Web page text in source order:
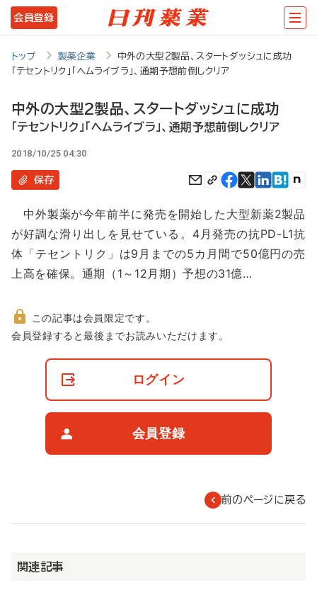
メ
イ
ツ
に
動
会員登録
トップ 製薬企業
中外の大型2製品、スタートダッシュに成功
「テセントリク」「ヘムライブラ」、通期予想前倒しクリア
中外の大型2製品、スタートダッシュに成功
「テセントリク」「ヘムライブラ」、通期予想前倒しクリア
2018/10/25 04:30
保存
中外製薬が今年前半に発売を開始した大型新薬2製品
が好調な滑り出しを見せている。4月発売の抗PD-L1抗
体「テセントリク」は9月までの5カ月間で50億円の売
上高を確保。通期（1～12月期）予想の31億…
非
この記事は会員限定です。
会員登録すると最後までお読みいただけます。
ログイン
会員登録
前のページに戻る
関連記事